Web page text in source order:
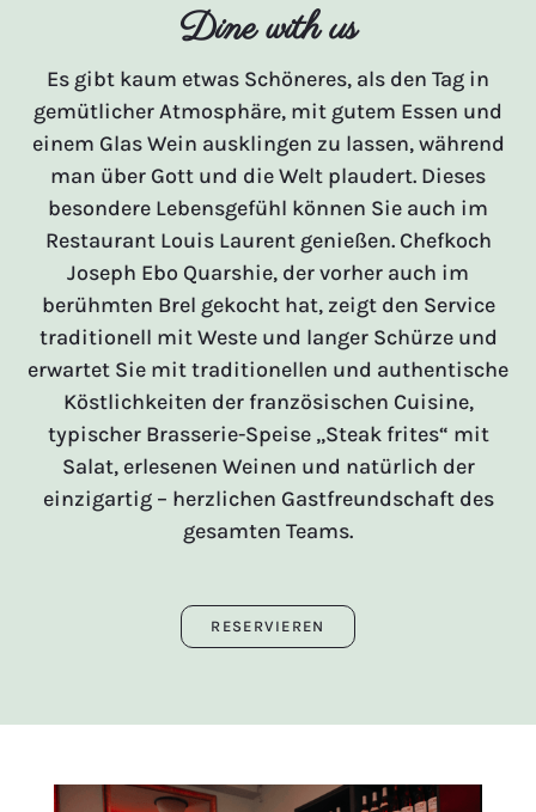
Dine with us
Es gibt kaum etwas Schöneres, als den Tag in
gemütlicher Atmosphäre, mit gutem Essen und
einem Glas Wein ausklingen zu lassen, während
man über Gott und die Welt plaudert. Dieses
besondere Lebensgefühl können Sie auch im
Restaurant Louis Laurent genießen. Chefkoch
Joseph Ebo Quarshie, der vorher auch im
berühmten Brel gekocht hat, zeigt den Service
traditionell mit Weste und langer Schürze und
erwartet Sie mit traditionellen und authentische
Köstlichkeiten der französischen Cuisine,
typischer Brasserie-Speise „Steak frites“ mit
Salat, erlesenen Weinen und natürlich der
einzigartig – herzlichen Gastfreundschaft des
gesamten Teams.
RESERVIEREN